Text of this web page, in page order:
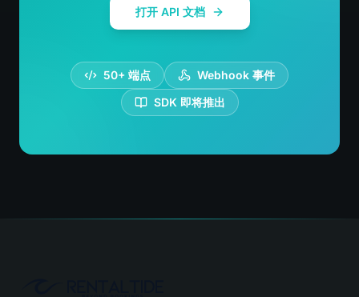
打开 API 文档
50+ 端点
Webhook 事件
SDK 即将推出